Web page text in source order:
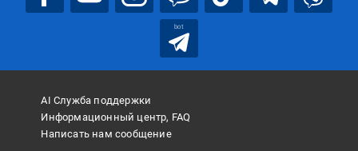
bot
AI Служба поддержки
Информационный центр, FAQ
Написать нам сообщение